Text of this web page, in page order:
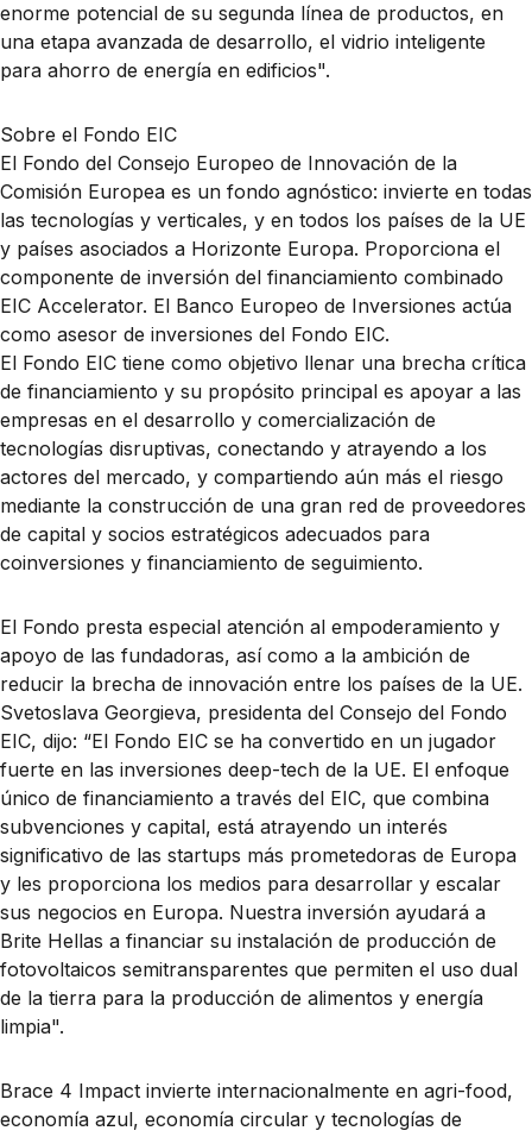
enorme potencial de su segunda línea de productos, en
una etapa avanzada de desarrollo, el vidrio inteligente
para ahorro de energía en edificios".
Sobre el Fondo EIC
El Fondo del Consejo Europeo de Innovación de la
Comisión Europea es un fondo agnóstico: invierte en todas
las tecnologías y verticales, y en todos los países de la UE
y países asociados a Horizonte Europa. Proporciona el
componente de inversión del financiamiento combinado
EIC Accelerator. El Banco Europeo de Inversiones actúa
como asesor de inversiones del Fondo EIC.
El Fondo EIC tiene como objetivo llenar una brecha crítica
de financiamiento y su propósito principal es apoyar a las
empresas en el desarrollo y comercialización de
tecnologías disruptivas, conectando y atrayendo a los
actores del mercado, y compartiendo aún más el riesgo
mediante la construcción de una gran red de proveedores
de capital y socios estratégicos adecuados para
coinversiones y financiamiento de seguimiento.
El Fondo presta especial atención al empoderamiento y
apoyo de las fundadoras, así como a la ambición de
reducir la brecha de innovación entre los países de la UE.
Svetoslava Georgieva, presidenta del Consejo del Fondo
EIC, dijo: “El Fondo EIC se ha convertido en un jugador
fuerte en las inversiones deep-tech de la UE. El enfoque
único de financiamiento a través del EIC, que combina
subvenciones y capital, está atrayendo un interés
significativo de las startups más prometedoras de Europa
y les proporciona los medios para desarrollar y escalar
sus negocios en Europa. Nuestra inversión ayudará a
Brite Hellas a financiar su instalación de producción de
fotovoltaicos semitransparentes que permiten el uso dual
de la tierra para la producción de alimentos y energía
limpia".
Brace 4 Impact invierte internacionalmente en agri-food,
economía azul, economía circular y tecnologías de